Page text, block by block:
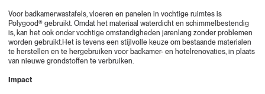
Voor badkamerwastafels, vloeren en panelen in vochtige ruimtes is
Polygood® gebruikt. Omdat het materiaal waterdicht en schimmelbestendig
is, kan het ook onder vochtige omstandigheden jarenlang zonder problemen
worden gebruikt.Het is tevens een stijlvolle keuze om bestaande materialen
te herstellen en te hergebruiken voor badkamer- en hotelrenovaties, in plaats
van nieuwe grondstoffen te verbruiken.
Impact